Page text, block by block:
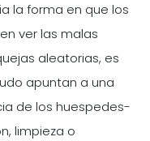
la forma en que los
ver las malas
aleatorias, es
apuntan a una
de los huespedes-
limpieza o